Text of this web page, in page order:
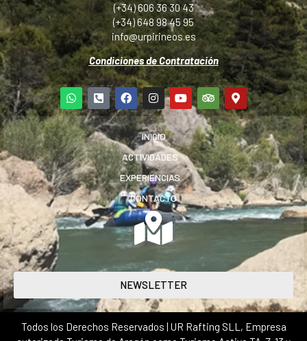
(+34) 606 36 30 43
(+34) 648 98 45 95
info@urpirineos.es
Condiciones de Contratación
INICIO
ACTIVIDADES
EXPERIENCIAS
CONTACTO
NEWSLETTER
Todos los Derechos Reservados | UR Rafting SLL, Empresa